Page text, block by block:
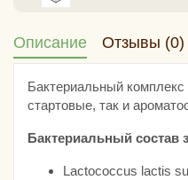
Описание Отзывы (0)
Бактериальный комплекс
стартовые, так и
Бактериальный состав
Lactococcus lactis